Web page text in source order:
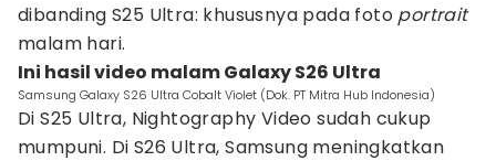
dibanding S25 Ultra: khususnya pada foto portrait
malam hari.
Ini hasil video malam Galaxy S26 Ultra
Samsung Galaxy S26 Ultra Cobalt Violet (Dok. PT Mitra Hub Indonesia)
Di S25 Ultra, Nightography Video sudah cukup
mumpuni. Di S26 Ultra, Samsung meningkatkan